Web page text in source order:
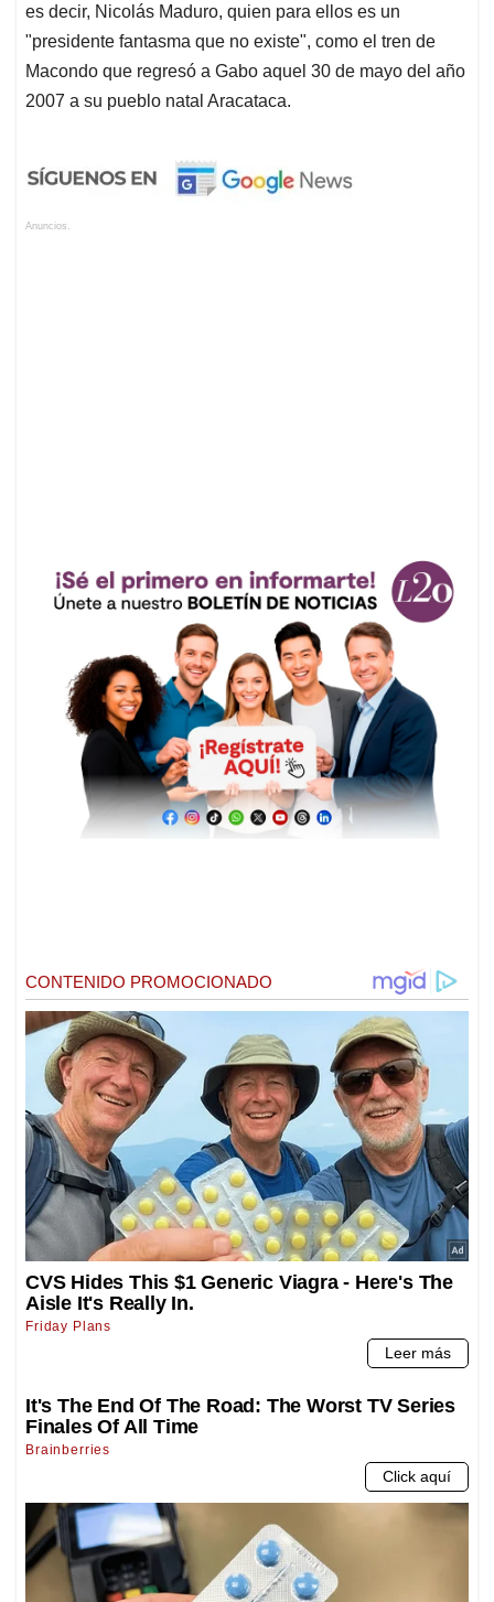
es decir, Nicolás Maduro, quien para ellos es un
"presidente fantasma que no existe", como el tren de
Macondo que regresó a Gabo aquel 30 de mayo del año
2007 a su pueblo natal Aracataca.
Anuncios.